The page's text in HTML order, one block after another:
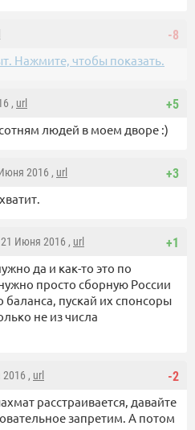
-8
Нажмите, чтобы показать.
+5
, url
людей в моем дворе :)
+3
2016 , url
+1
21 Июня 2016 , url
да и как-то это по
просто сборную России
баланса, пускай их спонсоры
не из числа
-2
, url
расстраивается, давайте
запретим. А потом